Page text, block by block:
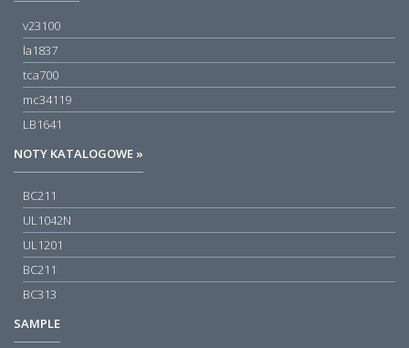
v23100
la1837
tca700
mc34119
LB1641
NOTY KATALOGOWE »
BC211
UL1042N
UL1201
BC211
BC313
SAMPLE